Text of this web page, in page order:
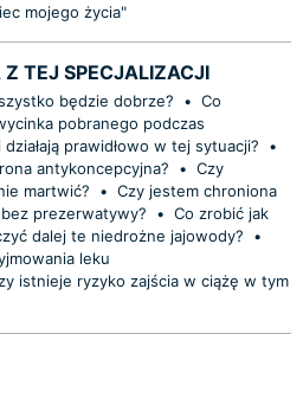
mojego życia"
TEJ SPECJALIZACJI
będzie dobrze? • Co
pobranego podczas
prawidłowo w tej sytuacji?
•
antykoncepcyjna?
• Czy
martwić?
• Czy jestem chroniona
prezerwatywy?
• Co zrobić jak
dalej te niedrożne jajowody?
•
leku
istnieje ryzyko zajścia w ciążę w tym